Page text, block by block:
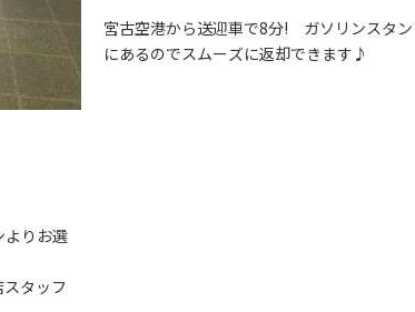
よりお選
タッフ
宮古空港から送迎車で8分! ガソリンスタ
にあるのでスムーズに返却できます♪